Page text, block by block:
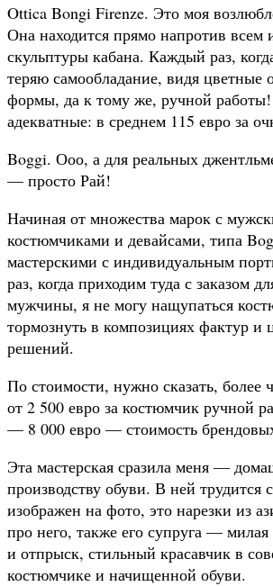
Ottica Bongi Firenze. Это моя
Она находится прямо напротив всем
скульптуры кабана. Каждый раз,
теряю самообладание, видя цветные
формы, да к тому же, ручной
адекватные: в среднем 115 евро за
Boggi. Ооо, а для реальных
— просто Рай!
Начиная от множества марок с
костюмчиками и девайсами, типа
мастерскими с индивидуальным
раз, когда приходим туда с заказом
мужчины, я не могу нащупаться
тормознуть в композициях фактур и
решений.
По стоимости, нужно сказать,
от 2 500 евро за костюмчик ручной
— 8 000 евро — стоимость
Эта мастерская сразила меня —
производству обуви. В ней
изображен на фото, это нарезки из
про него, также его супруга — милая
и отпрыск, стильный красавчик в
костюмчике и начищенной обуви.